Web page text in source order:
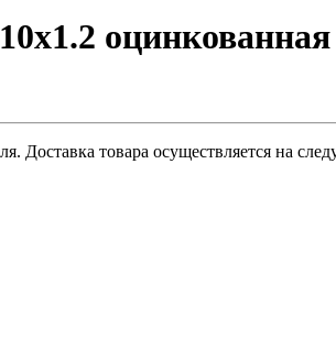
Доставка товара осуществляется на